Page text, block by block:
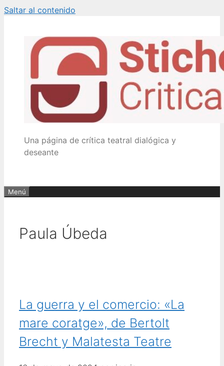
Saltar al contenido
Una página de crítica teatral dialógica y
deseante
Menú
Paula Úbeda
La guerra y el comercio: «La
mare coratge», de Bertolt
Brecht y Malatesta Teatre